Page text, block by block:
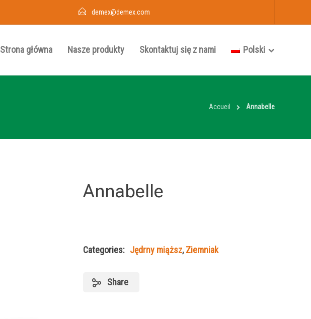
demex@demex.com
Strona główna Nasze produkty Skontaktuj się z nami Polski
Accueil Annabelle
Annabelle
Categories: Jędrny miąższ,Ziemniak
Share